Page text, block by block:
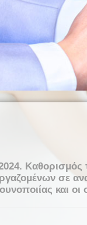
Καθορισμός
σε
και οι